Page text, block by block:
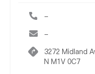
-
-
3272 Midland
N M1V 0C7